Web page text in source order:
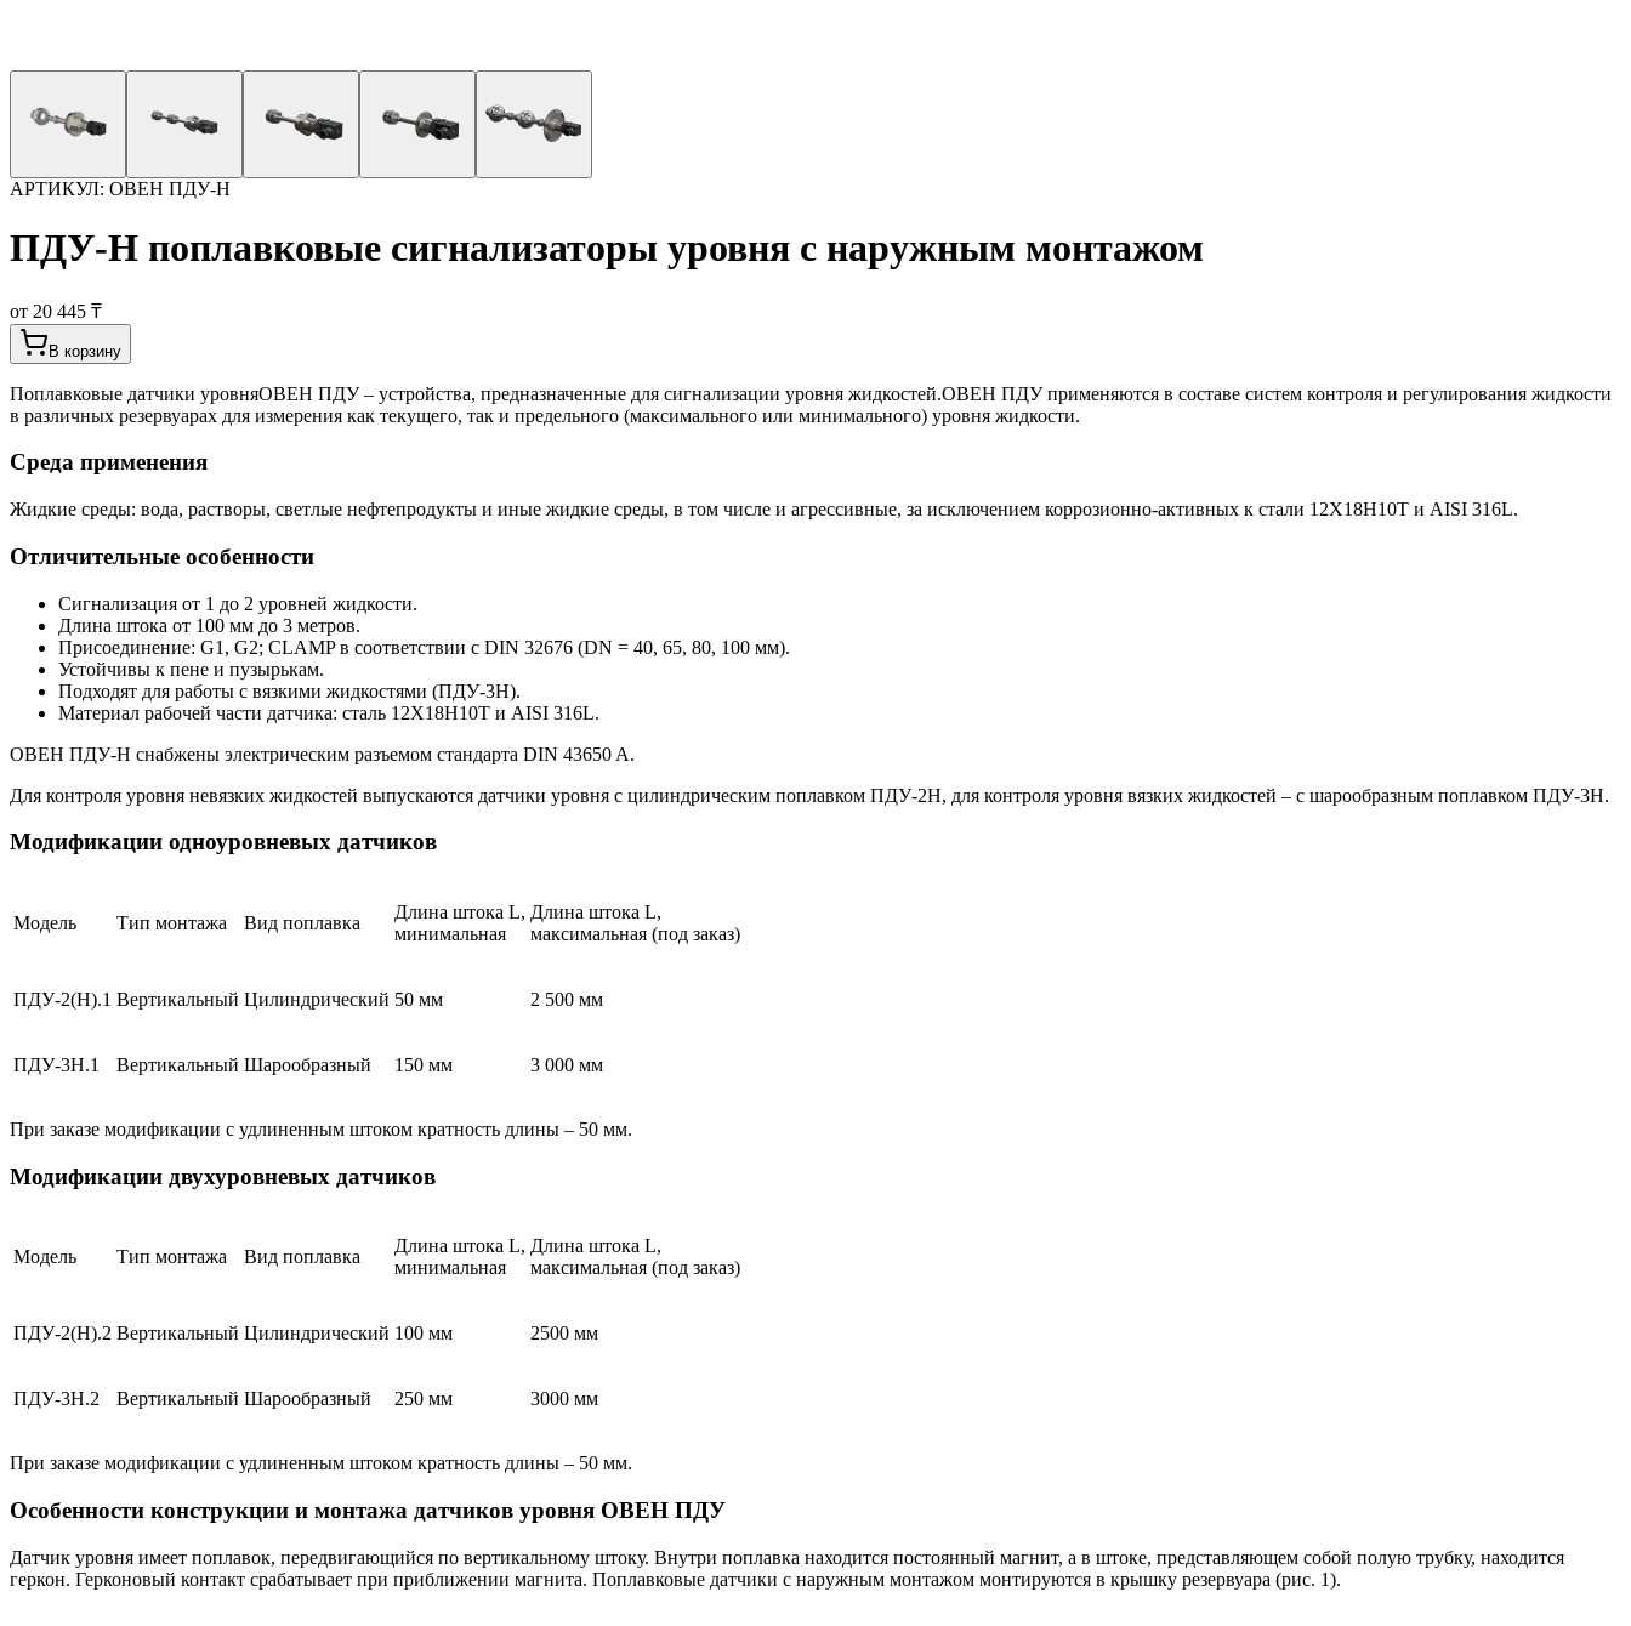
АРТИКУЛ: ОВЕН ПДУ-Н
ПДУ-Н поплавковые сигнализаторы уровня с наружным монтажом
от 20 445 ₸
В корзину
Поплавковые датчики уровняОВЕН ПДУ – устройства, предназначенные для сигнализации уровня жидкостей.ОВЕН ПДУ применяются в составе систем контроля и регулирования жидкости
в различных резервуарах для измерения как текущего, так и предельного (максимального или минимального) уровня жидкости.
Среда применения
Жидкие среды: вода, растворы, светлые нефтепродукты и иные жидкие среды, в том числе и агрессивные, за исключением коррозионно-активных к стали 12Х18Н10Т и AISI 316L.
Отличительные особенности
Сигнализация от 1 до 2 уровней жидкости.
Длина штока от 100 мм до 3 метров.
Присоединение: G1, G2; CLAMP в соответствии с DIN 32676 (DN = 40, 65, 80, 100 мм).
Устойчивы к пене и пузырькам.
Подходят для работы с вязкими жидкостями (ПДУ-3Н).
Материал рабочей части датчика: сталь 12Х18Н10Т и AISI 316L.
ОВЕН ПДУ-Н снабжены электрическим разъемом стандарта DIN 43650 A.
Для контроля уровня невязких жидкостей выпускаются датчики уровня с цилиндрическим поплавком ПДУ-2Н, для контроля уровня вязких жидкостей – с шарообразным поплавком ПДУ-3Н.
Модификации одноуровневых датчиков
Модель Тип монтажа Вид поплавка
Длина штока L,
минимальная
Длина штока L,
максимальная (под заказ)
ПДУ-2(Н).1 Вертикальный Цилиндрический 50 мм 2 500 мм
ПДУ-3Н.1 Вертикальный Шарообразный 150 мм 3 000 мм
При заказе модификации с удлиненным штоком кратность длины – 50 мм.
Модификации двухуровневых датчиков
Модель Тип монтажа Вид поплавка
Длина штока L,
минимальная
Длина штока L,
максимальная (под заказ)
ПДУ-2(Н).2 Вертикальный Цилиндрический 100 мм 2500 мм
ПДУ-3Н.2 Вертикальный Шарообразный 250 мм 3000 мм
При заказе модификации с удлиненным штоком кратность длины – 50 мм.
Особенности конструкции и монтажа датчиков уровня ОВЕН ПДУ
Датчик уровня имеет поплавок, передвигающийся по вертикальному штоку. Внутри поплавка находится постоянный магнит, а в штоке, представляющем собой полую трубку, находится
геркон. Герконовый контакт срабатывает при приближении магнита. Поплавковые датчики с наружным монтажом монтируются в крышку резервуара (рис. 1).